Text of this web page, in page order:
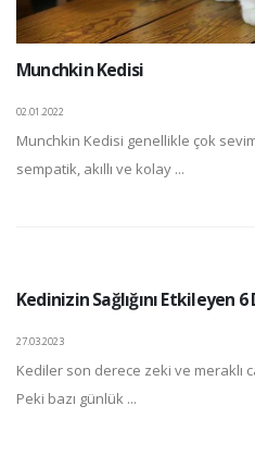
Munchkin Kedisi
02.01.2022
Munchkin Kedisi genellikle çok
sempatik, akıllı ve kolay ...
Kedinizin Sağlığını Etkileyen
27.03.2023
Kediler son derece zeki ve meraklı
Peki bazı günlük ...